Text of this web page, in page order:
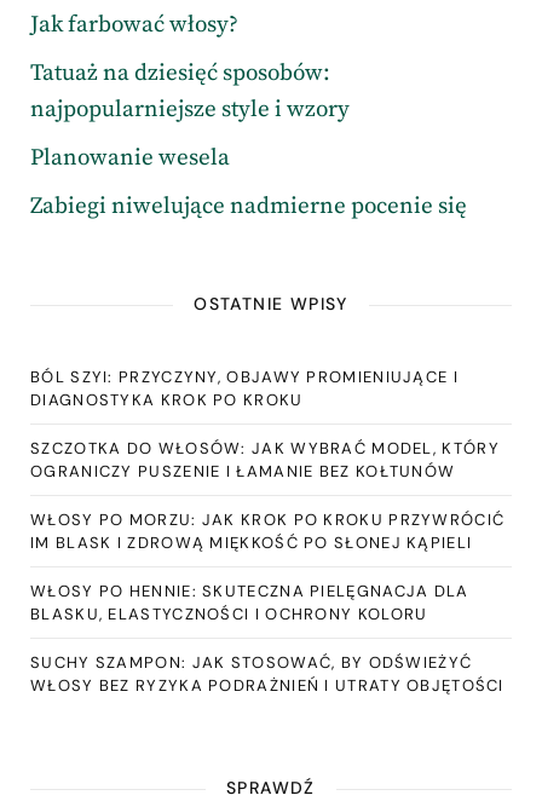
Jak farbować włosy?
Tatuaż na dziesięć sposobów:
najpopularniejsze style i wzory
Planowanie wesela
Zabiegi niwelujące nadmierne pocenie się
OSTATNIE WPISY
BÓL SZYI: PRZYCZYNY, OBJAWY PROMIENIUJĄCE I
DIAGNOSTYKA KROK PO KROKU
SZCZOTKA DO WŁOSÓW: JAK WYBRAĆ MODEL, KTÓRY
OGRANICZY PUSZENIE I ŁAMANIE BEZ KOŁTUNÓW
WŁOSY PO MORZU: JAK KROK PO KROKU PRZYWRÓCIĆ
IM BLASK I ZDROWĄ MIĘKKOŚĆ PO SŁONEJ KĄPIELI
WŁOSY PO HENNIE: SKUTECZNA PIELĘGNACJA DLA
BLASKU, ELASTYCZNOŚCI I OCHRONY KOLORU
SUCHY SZAMPON: JAK STOSOWAĆ, BY ODŚWIEŻYĆ
WŁOSY BEZ RYZYKA PODRAŻNIEŃ I UTRATY OBJĘTOŚCI
SPRAWDŹ